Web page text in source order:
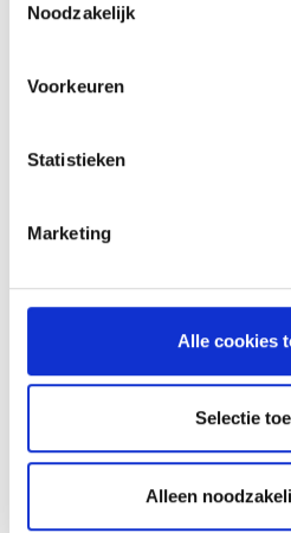
Noodzakelijk
Voorkeuren
Statistieken
Marketing
Alle cookies
Selectie
Alleen
ASSORTIMENT